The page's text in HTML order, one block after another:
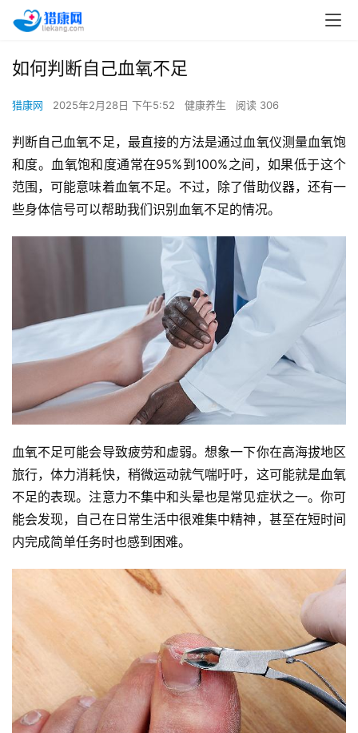
如何判断自己血氧不足
猎康网 2025年2月28日 下午5:52 健康养生 阅读 306
判断自己血氧不足，最直接的方法是通过血氧仪测量血氧饱
和度。血氧饱和度通常在95%到100%之间，如果低于这个
范围，可能意味着血氧不足。不过，除了借助仪器，还有一
些身体信号可以帮助我们识别血氧不足的情况。
血氧不足可能会导致疲劳和虚弱。想象一下你在高海拔地区
旅行，体力消耗快，稍微运动就气喘吁吁，这可能就是血氧
不足的表现。注意力不集中和头晕也是常见症状之一。你可
能会发现，自己在日常生活中很难集中精神，甚至在短时间
内完成简单任务时也感到困难。